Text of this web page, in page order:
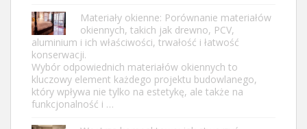
Materiały okienne: Porównanie materiałów
okiennych, takich jak drewno, PCV,
aluminium i ich właściwości, trwałość i łatwość
konserwacji.
Wybór odpowiednich materiałów okiennych to
kluczowy element każdego projektu budowlanego,
który wpływa nie tylko na estetykę, ale także na
funkcjonalność i …